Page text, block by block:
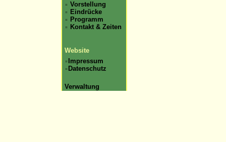
Vorstellung
Eindrücke
Programm
Kontakt & Zeiten
Website
Impressum
Datenschutz
Verwaltung